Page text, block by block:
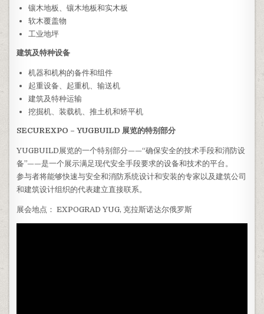
镶木地板、镶木地板和实木板
软木覆盖物
工业地坪
建筑及特种设备
机器和机构的备件和组件
起重设备、起重机、输送机
建筑及特种运输
挖掘机、装载机、推土机和矫平机
SECUREXPO – YUGBUILD 展览的特别部分
YUGBUILD展览的一个特别部分——“确保安全的技术手段和消防设
备”——是一个展示满足现代安全手段要求的设备和技术的平台。
参与者将能够快速与安全和消防系统设计和安装的专家以及建筑公司
和建筑设计组织的代表建立直接联系。
展会地点： EXPOGRAD YUG, 克拉斯诺达尔俄罗斯